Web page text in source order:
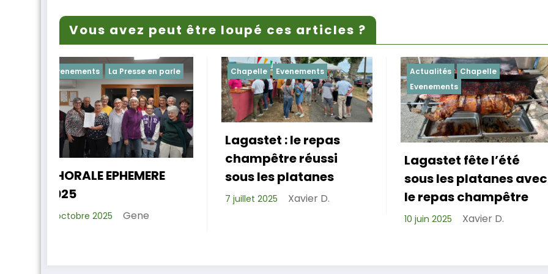
Vous avez peut être loupé ces articles ?
Chapelle Evenements
Lagastet : le repas
champêtre réussi
sous les platanes
Actualités
Chapelle
Evenements
Lagastet fête l’été
sous les platanes avec
le repas champêtre
Actualités
Repas de
réussi pour les
de Lagastet !